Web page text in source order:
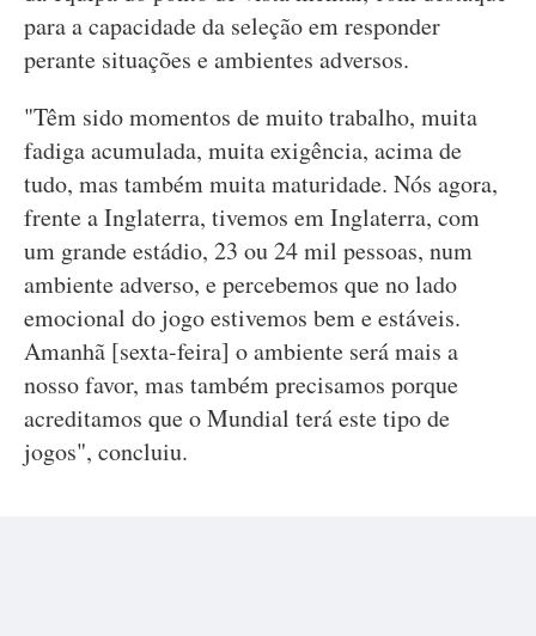
para a capacidade da seleção em responder
perante situações e ambientes adversos.
"Têm sido momentos de muito trabalho, muita
fadiga acumulada, muita exigência, acima de
tudo, mas também muita maturidade. Nós agora,
frente a Inglaterra, tivemos em Inglaterra, com
um grande estádio, 23 ou 24 mil pessoas, num
ambiente adverso, e percebemos que no lado
emocional do jogo estivemos bem e estáveis.
Amanhã [sexta-feira] o ambiente será mais a
nosso favor, mas também precisamos porque
acreditamos que o Mundial terá este tipo de
jogos", concluiu.